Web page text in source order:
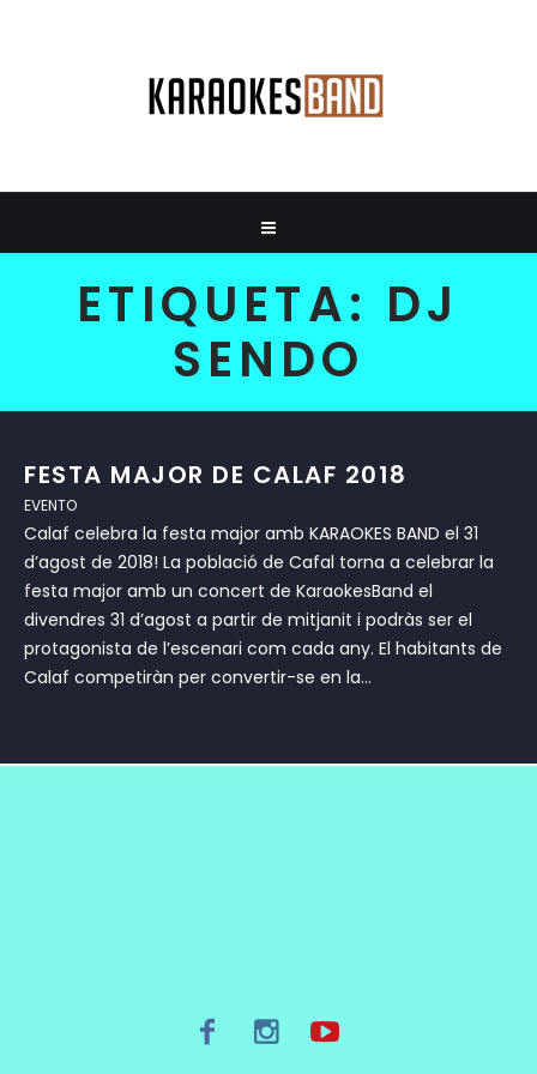
ETIQUETA: DJ
SENDO
FESTA MAJOR DE CALAF 2018
EVENTO
Calaf celebra la festa major amb KARAOKES BAND el 31
d’agost de 2018! La població de Cafal torna a celebrar la
festa major amb un concert de KaraokesBand el
divendres 31 d’agost a partir de mitjanit i podràs ser el
protagonista de l’escenari com cada any. El habitants de
Calaf competiràn per convertir-se en la...